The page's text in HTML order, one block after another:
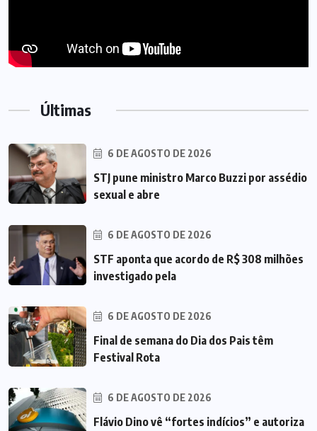
Últimas
6 DE AGOSTO DE 2026
STJ pune ministro Marco Buzzi por assédio
sexual e abre
6 DE AGOSTO DE 2026
STF aponta que acordo de R$ 308 milhões
investigado pela
6 DE AGOSTO DE 2026
Final de semana do Dia dos Pais têm
Festival Rota
6 DE AGOSTO DE 2026
Flávio Dino vê “fortes indícios” e autoriza